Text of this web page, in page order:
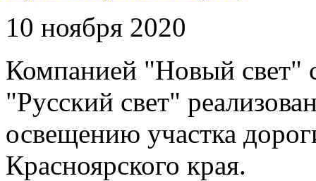
10 ноября 2020
Компанией "Новый свет"
"Русский свет"
освещению участка
Красноярского края.